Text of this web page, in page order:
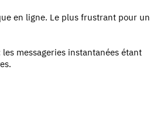
en ligne. Le plus frustrant pour un
messageries instantanées étant